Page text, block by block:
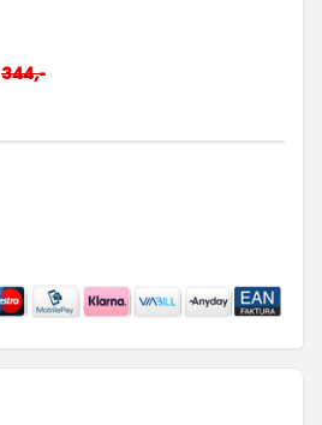
344,-